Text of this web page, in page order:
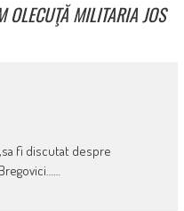
MILITARIA JOS
fi discutat despre